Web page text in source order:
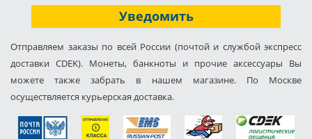
Уведомить
Отправляем заказы по всей России (почтой и службой экспресс
доставки CDEK). Монеты, банкноты и прочие аксессуары Вы
можете также забрать в нашем магазине. По Москве
осуществляется курьерская доставка.